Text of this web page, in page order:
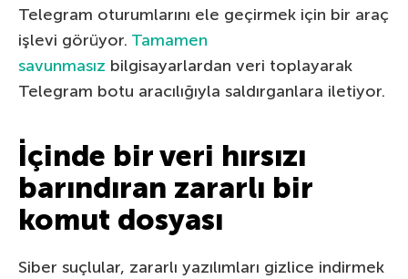
Telegram oturumlarını ele geçirmek için bir araç
işlevi görüyor. Tamamen
savunmasız bilgisayarlardan veri toplayarak
Telegram botu aracılığıyla saldırganlara iletiyor.
İçinde bir veri hırsızı
barındıran zararlı bir
komut dosyası
Siber suçlular, zararlı yazılımları gizlice indirmek